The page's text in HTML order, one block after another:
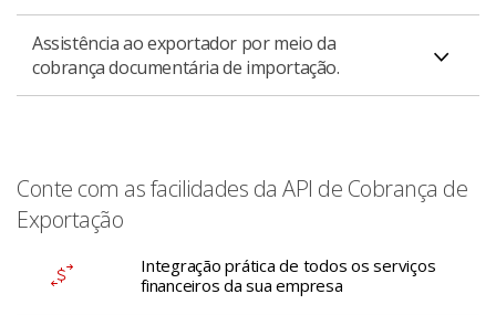
O banco recebe os documentos vindos do exterior,
como conhecimento de embarque, fatura comercial e
outros. Caso cumpram todas as instruções acordadas,
Assistência ao exportador por meio da
cobrança documentária de importação.
outros. Depois disso, realiza a cobrança, de acordo com
as instruções do exportador junto ao importador e por
O exportador também tem a possibilidade de imprimir a
Conte com as facilidades da API de Cobrança de
Exportação
Integração prática de todos os serviços
financeiros da sua empresa